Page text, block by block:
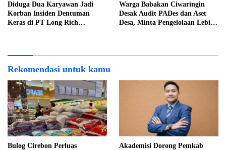
Diduga Dua Karyawan Jadi
Korban Insiden Dentuman
Keras di PT Long Rich
Warga Babakan Ciwaringin
Desak Audit PADes dan Aset
Desa, Minta Pengelolaan Lebih
Rekomendasi untuk kamu
Bulog Cirebon Perluas
Akademisi Dorong Pemkab